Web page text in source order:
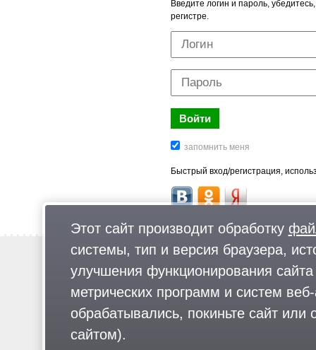
Введите логин и пароль,
регистре.
Быстрый вход/регистрация,
Новости
Предложи новость
Реклама
Этот сайт производит обработку
системы, тип и версия браузера,
улучшения функционирования
метрических программ и систем
обрабатывались, покиньте сайт или
сайтом).